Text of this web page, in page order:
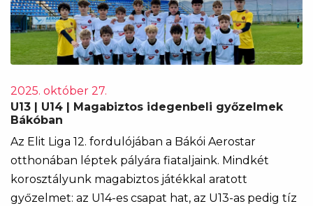
2025. október 27.
U13 | U14 | Magabiztos idegenbeli győzelmek
Bákóban
Az Elit Liga 12. fordulójában a Bákói Aerostar
otthonában léptek pályára fiataljaink. Mindkét
korosztályunk magabiztos játékkal aratott
győzelmet: az U14-es csapat hat, az U13-as pedig tíz